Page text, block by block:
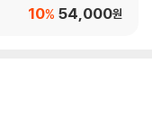
54,000원
10%